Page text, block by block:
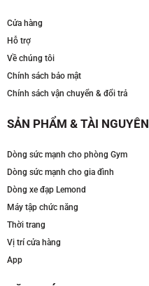
Cửa hàng
Hỗ trợ
Về chúng tôi
Chính sách bảo mật
Chính sách vận chuyển & đổi trả
SẢN PHẨM & TÀI NGUYÊN
Dòng sức mạnh cho phòng Gym
Dòng sức mạnh cho gia đình
Dòng xe đạp Lemond
Máy tập chức năng
Thời trang
Vị trí cửa hàng
App